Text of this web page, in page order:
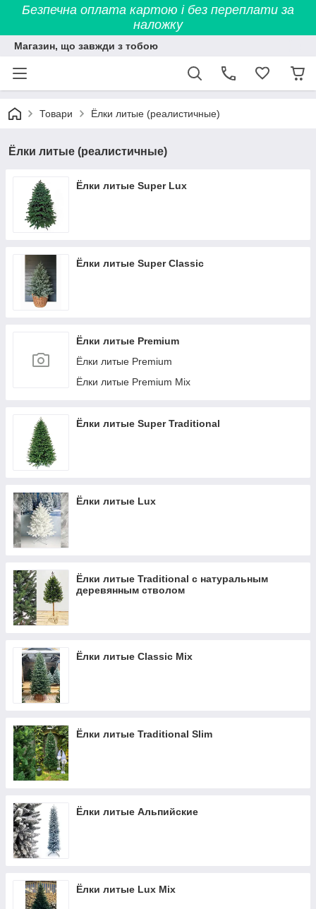
Безпечна оплата картою і без переплати за
наложку
Магазин, що завжди з тобою
Товари Ёлки литые (реалистичные)
Ёлки литые (реалистичные)
Ёлки литые Super Lux
Ёлки литые Super Classic
Ёлки литые Premium
Ёлки литые Premium
Ёлки литые Premium Mix
Ёлки литые Super Traditional
Ёлки литые Lux
Ёлки литые Traditional с натуральным
деревянным стволом
Ёлки литые Classic Mix
Ёлки литые Traditional Slim
Ёлки литые Альпийские
Ёлки литые Lux Mix